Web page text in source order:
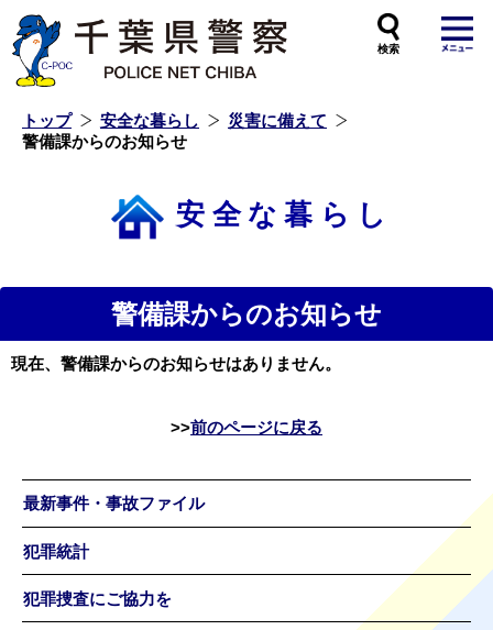
トップ 安全な暮らし
災害に備えて
警備課からのお知らせ
安全な暮らし
警備課からのお知らせ
現在、警備課からのお知らせはありません。
前のページに戻る
最新事件・事故ファイル
犯罪統計
犯罪捜査にご協力を